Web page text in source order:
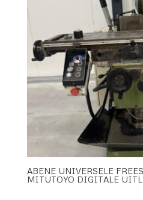
ABENE UNIVERSELE
MITUTOYO DIGITALE